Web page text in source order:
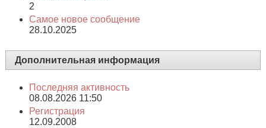
2
Самое новое сообщение
28.10.2025
Дополнительная информация
Последняя активность
08.08.2026 11:50
Регистрация
12.09.2008